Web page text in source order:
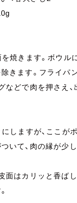
を焼きます。ボウル
きます。フライパ
などで肉を押さえ
にしますが、ここが
いて、肉の縁が少
面はカリッと香ば